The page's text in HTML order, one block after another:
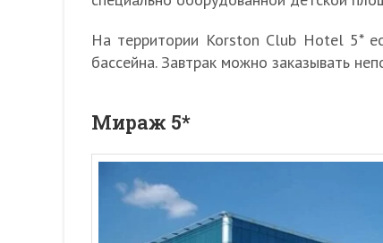
На территории Korston Club Hotel 5*
бассейна. Завтрак можно заказывать
Мираж 5*